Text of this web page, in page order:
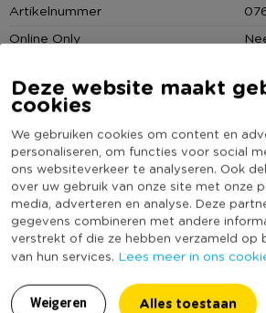
Deze website maakt
cookies
We gebruiken cookies om content en
personaliseren, om functies voor social
ons websiteverkeer te analyseren. Ook
over uw gebruik van onze site met onze
media, adverteren en analyse. Deze
gegevens combineren met andere
verstrekt of die ze hebben verzameld op
van hun services. Lees meer in ons
Weigeren Alles toestaan
* Gemaakt van glas
* Hoogte: 20 cm
Artikelnummer
Online Only
Productbreedte (cm)
Kleur
Duurzaamheidsscore
Heb jij Voorraadpot ruitmotief -
cm? Schrijf een